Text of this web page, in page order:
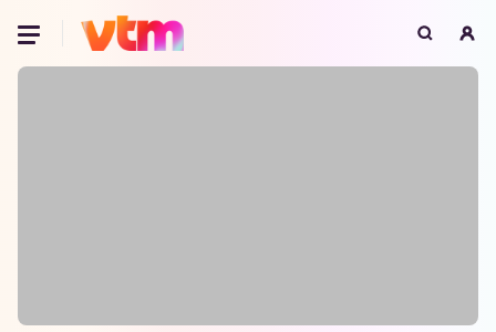
Oeps, browser niet ondersteund